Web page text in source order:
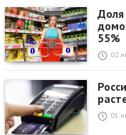
Доля
55%
02
01